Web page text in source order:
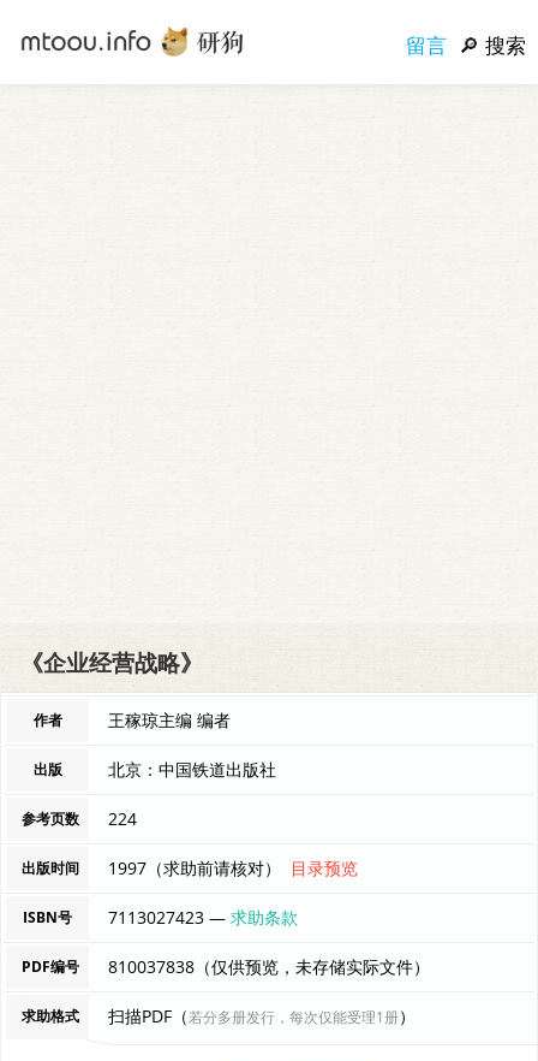
留言 搜索
《企业经营战略》
作者 王稼琼主编 编者
出版 北京：中国铁道出版社
参考页数 224
出版时间 1997（求助前请核对） 目录预览
ISBN号 7113027423 —求助条款
PDF编号 810037838（仅供预览，未存储实际文件）
求助格式 扫描PDF（若分多册发行，每次仅能受理1册）